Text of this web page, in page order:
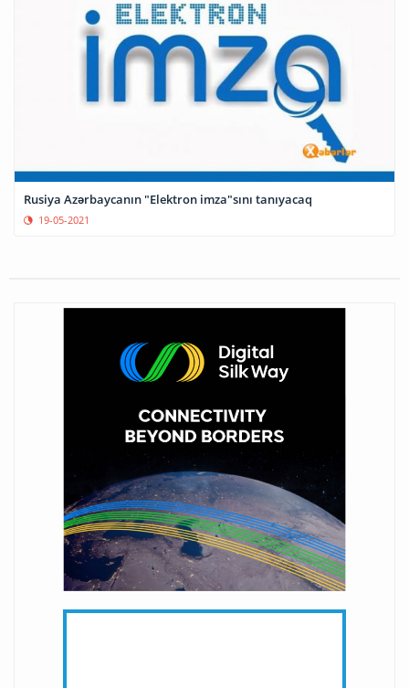
Rusiya Azərbaycanın "Elektron imza"sını tanıyacaq
19-05-2021